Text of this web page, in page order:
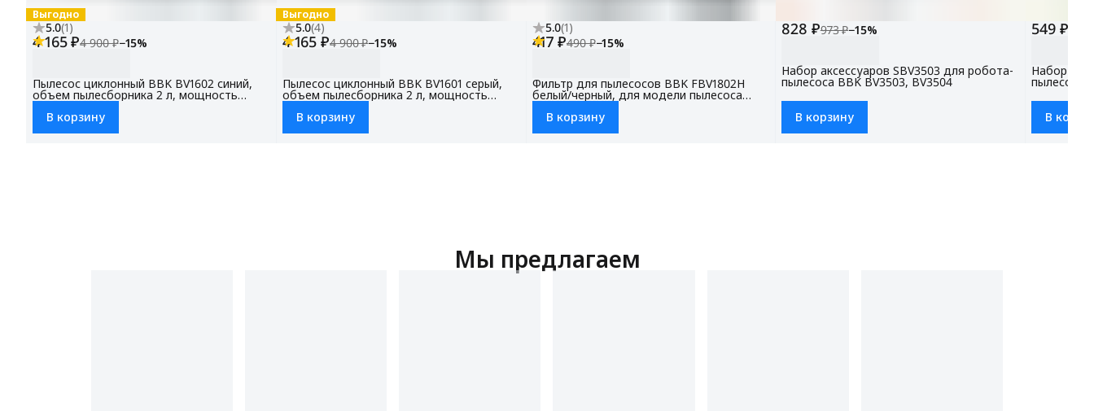
Выгодно
5.0(1)
4 165 ₽4 900 ₽−15%
Пылесос циклонный BBK BV1602 синий,
объем пылесборника 2 л, мощность
всасывания 300 Вт, НЕРА фильтр (модель
FBV1601H), 3 насадки в комплекте
В корзину
Выгодно
5.0(4)
4 165 ₽4 900 ₽−15%
Пылесос циклонный BBK BV1601 серый,
объем пылесборника 2 л, мощность
всасывания 300 Вт, НЕРА фильтр (модель
FBV1601H), 3 насадки в комплекте
В корзину
5.0(1)
417 ₽490 ₽−15%
Фильтр для пылесосов BBK FBV1802H
белый/черный, для модели пылесоса
BV1801, BV1802
В корзину
828 ₽973 ₽−15%
Набор аксессуаров SBV3503 для робота-
пылесоса BBK BV3503, BV3504
В корзину
549 ₽
Набор
пылесоса
В
Мы предлагаем